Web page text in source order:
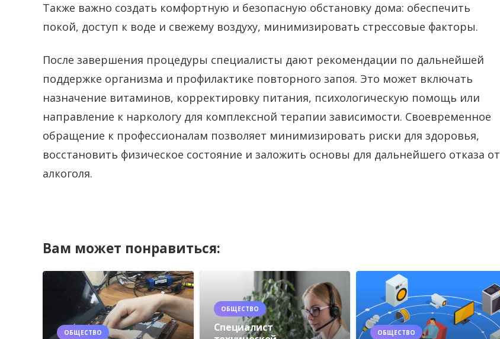
Также важно создать комфортную и безопасную обстановку дома: обеспечить
покой, доступ к воде и свежему воздуху, минимизировать стрессовые факторы.
После завершения процедуры специалисты дают рекомендации по дальнейшей
поддержке организма и профилактике повторного запоя. Это может включать
назначение витаминов, корректировку питания, психологическую помощь или
направление к наркологу для комплексной терапии зависимости. Своевременное
обращение к профессионалам позволяет минимизировать риски для здоровья,
восстановить физическое состояние и заложить основы для дальнейшего отказа от
алкоголя.
Вам может понравиться:
ОБЩЕСТВО
ОБЩЕСТВО
Специалист
ОБЩЕСТВО